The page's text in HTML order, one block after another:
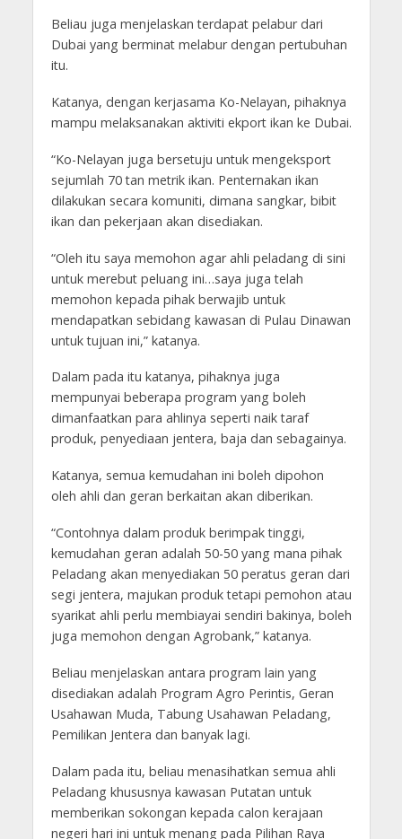
Beliau juga menjelaskan terdapat pelabur dari
Dubai yang berminat melabur dengan pertubuhan
itu.
Katanya, dengan kerjasama Ko-Nelayan, pihaknya
mampu melaksanakan aktiviti ekport ikan ke Dubai.
“Ko-Nelayan juga bersetuju untuk mengeksport
sejumlah 70 tan metrik ikan. Penternakan ikan
dilakukan secara komuniti, dimana sangkar, bibit
ikan dan pekerjaan akan disediakan.
“Oleh itu saya memohon agar ahli peladang di sini
untuk merebut peluang ini…saya juga telah
memohon kepada pihak berwajib untuk
mendapatkan sebidang kawasan di Pulau Dinawan
untuk tujuan ini,” katanya.
Dalam pada itu katanya, pihaknya juga
mempunyai beberapa program yang boleh
dimanfaatkan para ahlinya seperti naik taraf
produk, penyediaan jentera, baja dan sebagainya.
Katanya, semua kemudahan ini boleh dipohon
oleh ahli dan geran berkaitan akan diberikan.
“Contohnya dalam produk berimpak tinggi,
kemudahan geran adalah 50-50 yang mana pihak
Peladang akan menyediakan 50 peratus geran dari
segi jentera, majukan produk tetapi pemohon atau
syarikat ahli perlu membiayai sendiri bakinya, boleh
juga memohon dengan Agrobank,” katanya.
Beliau menjelaskan antara program lain yang
disediakan adalah Program Agro Perintis, Geran
Usahawan Muda, Tabung Usahawan Peladang,
Pemilikan Jentera dan banyak lagi.
Dalam pada itu, beliau menasihatkan semua ahli
Peladang khususnya kawasan Putatan untuk
memberikan sokongan kepada calon kerajaan
negeri hari ini untuk menang pada Pilihan Raya